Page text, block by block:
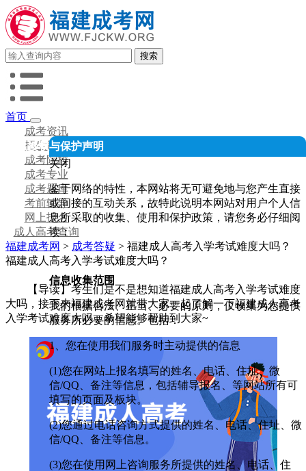
首页
成考资讯
招生简章
成考院校
成考专业
成考题库
考前辅导
网上报名
成人高考查询
福建成考网 > 成考答疑 > 福建成人高考入学考试难度大吗？
福建成人高考入学考试难度大吗？
【导读】考生们是不是想知道福建成人高考入学考试难度
大吗，接下来福建成考网就带大家一起了解一下福建成人高考
入学考试难度大吗，希望能够帮助到大家~
信息授权与保护声明
关闭
鉴于网络的特性，本网站将无可避免地与您产生直接
或间接的互动关系，故特此说明本网站对用户个人信
息所采取的收集、使用和保护政策，请您务必仔细阅
读：
信息收集范围
我们根据合法、正当、必要的原则，仅收集为您提供
服务所必要的信息。包括：
1、您在使用我们服务时主动提供的信息
(1)您在网站上报名填写的姓名、电话、住址、微
信/QQ、备注等信息，包括辅导报名、等网站所有可
填写的页面及板块。
(2)您通过电话咨询方式提供的姓名、电话、住址、微
信/QQ、备注等信息。
(3)您在使用网上咨询服务所提供的姓名、电话、住